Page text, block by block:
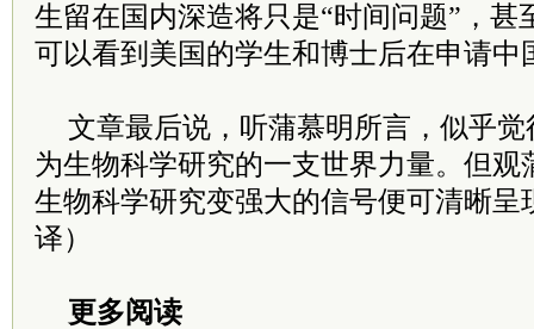
生留在国内深造将只是“时间问题”，甚
可以看到美国的学生和博士后在申请中
文章最后说，听蒲慕明所言，似乎
为生物科学研究的一支世界力量。但观
生物科学研究变强大的信号便可清晰呈
译）
更多阅读